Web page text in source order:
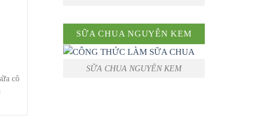
cô
SỮA CHUA NGUYÊN KEM
SỮA CHUA NGUYÊN KEM